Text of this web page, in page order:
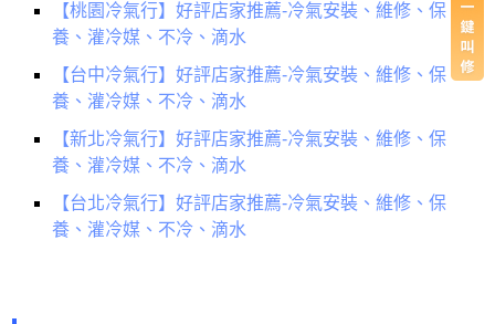
【桃園冷氣行】好評店家推薦-冷氣安裝、維修、保
養、灌冷媒、不冷、滴水
【台中冷氣行】好評店家推薦-冷氣安裝、維修、保
養、灌冷媒、不冷、滴水
【新北冷氣行】好評店家推薦-冷氣安裝、維修、保
養、灌冷媒、不冷、滴水
【台北冷氣行】好評店家推薦-冷氣安裝、維修、保
養、灌冷媒、不冷、滴水